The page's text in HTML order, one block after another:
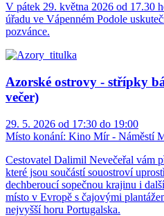
V pátek 29. května 2026 od 17.30
úřadu ve Vápenném Podole
pozvánce.
Azorské ostrovy - střípky
večer)
29. 5. 2026 od 17:30 do 19:00
Místo konání: Kino Mír - Náměstí
Cestovatel Dalimil Nevečeřal vám
které jsou součástí souostroví
dechberoucí sopečnou krajinu i
místo v Evropě s čajovými
nejvyšší horu Portugalska.